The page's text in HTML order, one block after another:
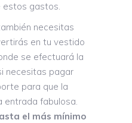
estos gastos.
necesitas
en tu vestido
se efectuará la
necesitas pagar
para que la
entrada fabulosa.
el más mínimo